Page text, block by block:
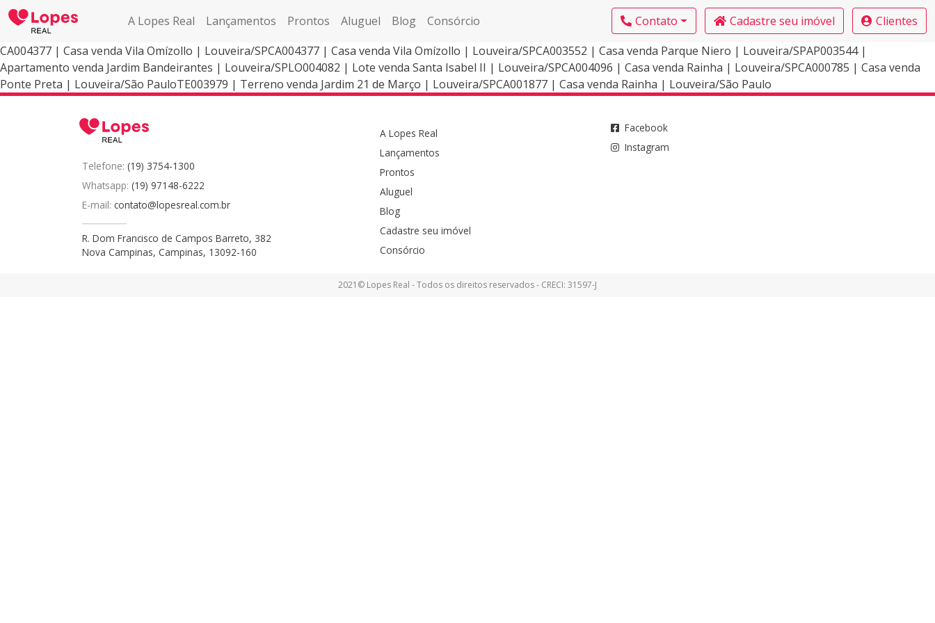
A Lopes Real Lançamentos Prontos Aluguel Blog Consórcio Contato Cadastre seu imóvel
Clientes
CA004377 | Casa venda Vila Omízollo | Louveira/SPCA004377 | Casa venda Vila Omízollo | Louveira/SPCA003552 | Casa venda Parque Niero | Louveira/SPAP003544 |
Apartamento venda Jardim Bandeirantes | Louveira/SPLO004082 | Lote venda Santa Isabel II | Louveira/SPCA004096 | Casa venda Rainha | Louveira/SPCA000785 | Casa venda
Ponte Preta | Louveira/São PauloTE003979 | Terreno venda Jardim 21 de Março | Louveira/SPCA001877 | Casa venda Rainha | Louveira/São Paulo
Telefone: (19) 3754-1300
Whatsapp: (19) 97148-6222
E-mail: contato@lopesreal.com.br
R. Dom Francisco de Campos Barreto, 382
Nova Campinas, Campinas, 13092-160
A Lopes Real
Lançamentos
Prontos
Aluguel
Blog
Cadastre seu imóvel
Consórcio
Facebook
Instagram
2021© Lopes Real - Todos os direitos reservados - CRECI: 31597-J